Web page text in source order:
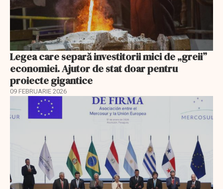
Legea care separă investitorii mici de „greii”
economiei. Ajutor de stat doar pentru
proiecte gigantice
09 FEBRUARIE 2026